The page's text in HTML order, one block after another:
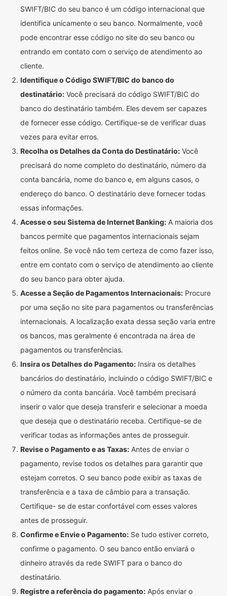
SWIFT/BIC do seu banco é um código internacional que
identifica unicamente o seu banco. Normalmente, você
pode encontrar esse código no site do seu banco ou
entrando em contato com o serviço de atendimento ao
cliente.
Identifique o Código SWIFT/BIC do banco do
destinatário: Você precisará do código SWIFT/BIC do
banco do destinatário também. Eles devem ser capazes
de fornecer esse código. Certifique-se de verificar duas
vezes para evitar erros.
Recolha os Detalhes da Conta do Destinatário: Você
precisará do nome completo do destinatário, número da
conta bancária, nome do banco e, em alguns casos, o
endereço do banco. O destinatário deve fornecer todas
essas informações.
Acesse o seu Sistema de Internet Banking: A maioria dos
bancos permite que pagamentos internacionais sejam
feitos online. Se você não tem certeza de como fazer isso,
entre em contato com o serviço de atendimento ao cliente
do seu banco para obter ajuda.
Acesse a Seção de Pagamentos Internacionais: Procure
por uma seção no site para pagamentos ou transferências
internacionais. A localização exata dessa seção varia entre
os bancos, mas geralmente é encontrada na área de
pagamentos ou transferências.
Insira os Detalhes do Pagamento: Insira os detalhes
bancários do destinatário, incluindo o código SWIFT/BIC e
o número da conta bancária. Você também precisará
inserir o valor que deseja transferir e selecionar a moeda
que deseja que o destinatário receba. Certifique-se de
verificar todas as informações antes de prosseguir.
Revise o Pagamento e as Taxas: Antes de enviar o
pagamento, revise todos os detalhes para garantir que
estejam corretos. O seu banco pode exibir as taxas de
transferência e a taxa de câmbio para a transação.
Certifique- se de estar confortável com esses valores
antes de prosseguir.
Confirme e Envie o Pagamento: Se tudo estiver correto,
confirme o pagamento. O seu banco então enviará o
dinheiro através da rede SWIFT para o banco do
destinatário.
Registre a referência do pagamento: Após enviar o